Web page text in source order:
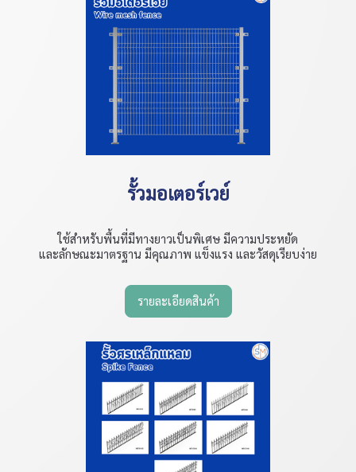
รั้วมอเตอร์เวย์
ใช้สำหรับพื้นที่มีทางยาวเป็นพิเศษ มีความประหยัด
และลักษณะมาตรฐาน มีคุณภาพ แข็งแรง และวัสดุเรียบง่าย
รายละเอียดสินค้า